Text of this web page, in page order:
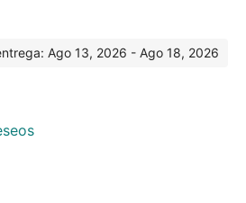
Ago 13, 2026 - Ago 18, 2026